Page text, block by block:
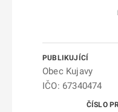
Obec Kujavy
IČO: 67340474